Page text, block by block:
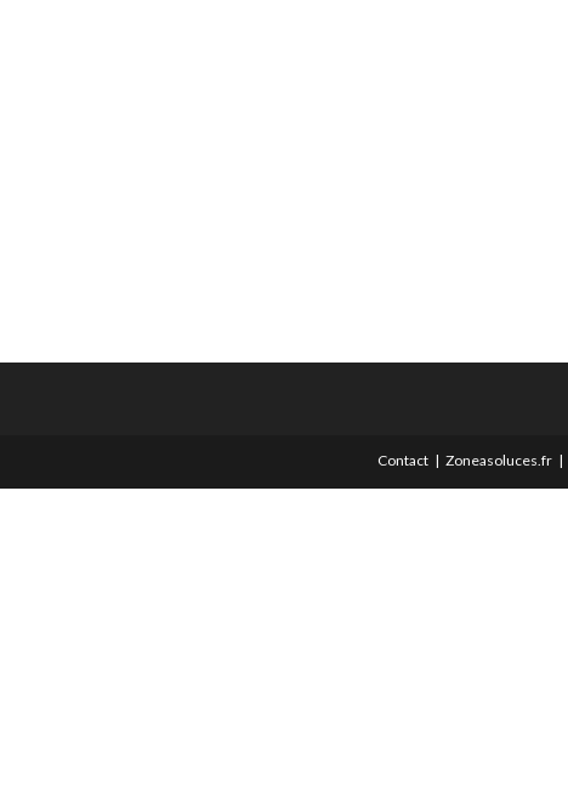
Contact Zoneasoluces.fr